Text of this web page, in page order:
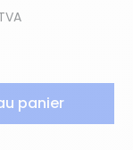
panier